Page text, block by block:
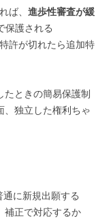
ば、 進歩性審査が緩
保護される
特許が切れたら追加特
ときの簡易保護制
独立した権利ちゃ
に新規出願する
補正で対応するか